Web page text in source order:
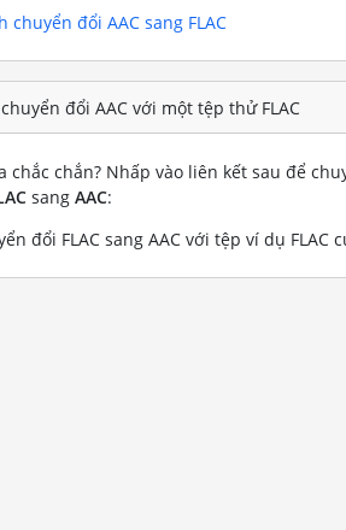
chuyển đổi AAC sang FLAC
đổi AAC với một tệp thử FLAC
chắc chắn? Nhấp vào liên kết sau để
sang AAC:
đổi FLAC sang AAC với tệp ví dụ FLAC